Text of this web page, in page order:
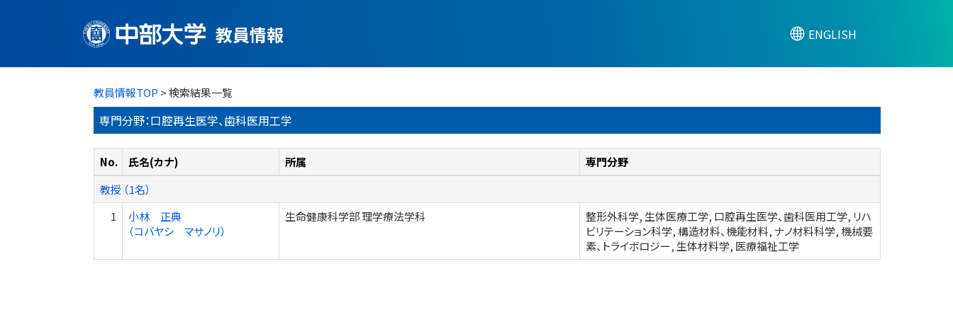
教員情報 ENGLISH
教員情報TOP > 検索結果一覧
専門分野：口腔再生医学、歯科医用工学
No. 氏名(カナ) 所属
専門分野
教授 （1名）
1
小林 正典
（コバヤシ マサノリ）
生命健康科学部 理学療法学科
整形外科学, 生体医療工学, 口腔再生医学、歯科医用工学, リハ
ビリテーション科学, 構造材料、機能材料, ナノ材料科学, 機械要
素、トライボロジー, 生体材料学, 医療福祉工学